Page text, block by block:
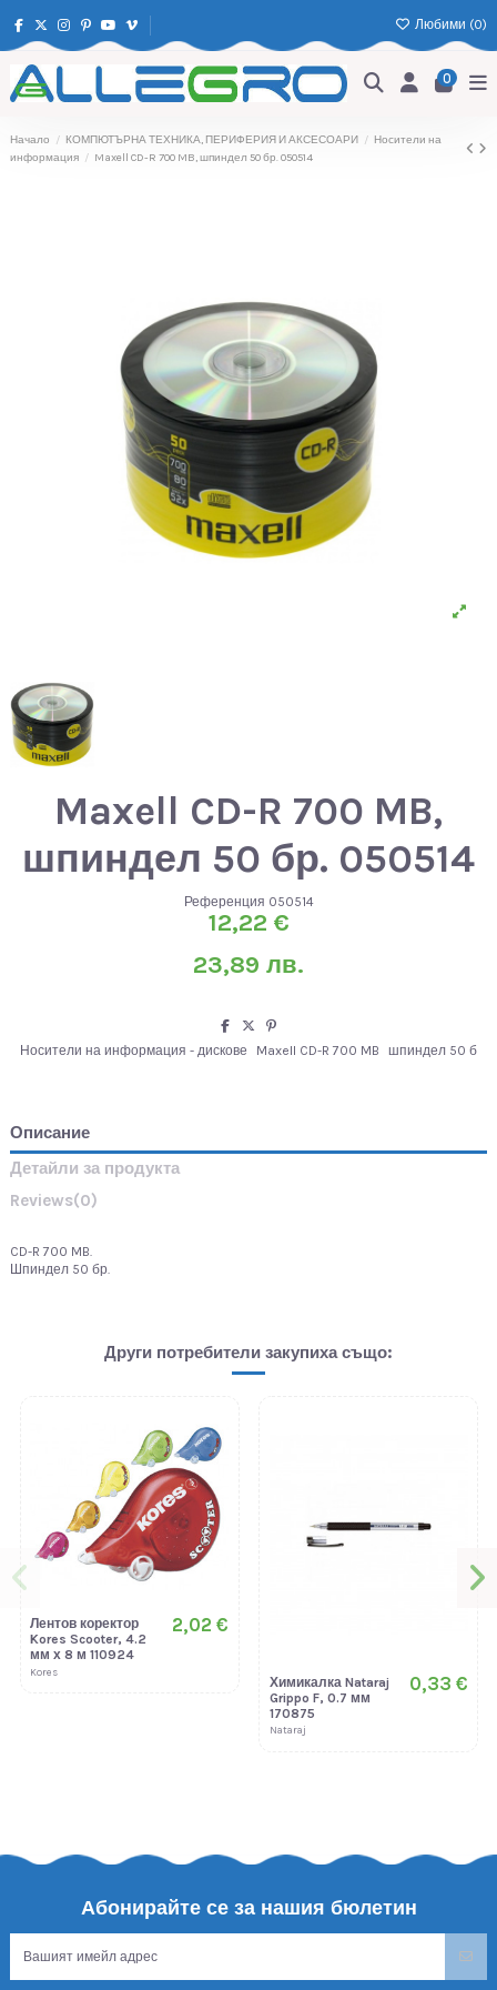
Любими (0)
0
Начало КОМПЮТЪРНА ТЕХНИКА, ПЕРИФЕРИЯ И АКСЕСОАРИ
Носители на
информация
Maxell CD-R 700 MB, шпиндел 50 бр. 050514
Maxell CD-R 700 MB,
шпиндел 50 бр. 050514
Референция 050514
12,22 €
23,89 лв.
Носители на информация - дискове Maxell CD-R 700 MB шпиндел 50 б
Описание
Детайли за продукта
Reviews(0)
CD-R 700 MB.
Шпиндел 50 бр.
Други потребители закупиха също:
Лентов коректор
Kores Scooter, 4.2
мм х 8 м 110924
Kores
2,02 €
Химикалка Nataraj
Grippo F, 0.7 мм
170875
Nataraj
0,33 €
Абонирайте се за нашия бюлетин